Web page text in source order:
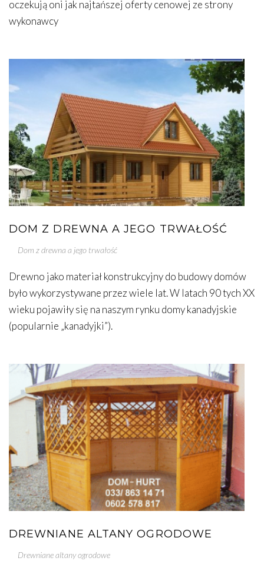
oczekują oni jak najtańszej oferty cenowej ze strony
wykonawcy
DOM Z DREWNA A JEGO TRWAŁOŚĆ
Dom z drewna a jego trwałość
Drewno jako materiał konstrukcyjny do budowy domów
było wykorzystywane przez wiele lat. W latach 90 tych XX
wieku pojawiły się na naszym rynku domy kanadyjskie
(popularnie „kanadyjki”).
DREWNIANE ALTANY OGRODOWE
Drewniane altany ogrodowe